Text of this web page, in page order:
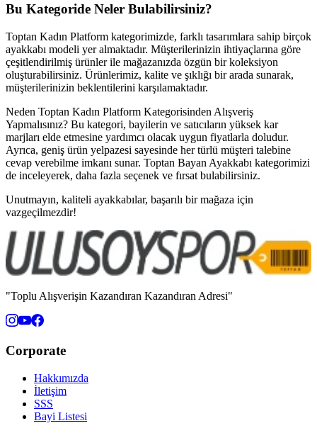
Bu Kategoride Neler Bulabilirsiniz?
Toptan Kadın Platform kategorimizde, farklı tasarımlara sahip birçok
ayakkabı modeli yer almaktadır. Müşterilerinizin ihtiyaçlarına göre
çeşitlendirilmiş ürünler ile mağazanızda özgün bir koleksiyon
oluşturabilirsiniz. Ürünlerimiz, kalite ve şıklığı bir arada sunarak,
müşterilerinizin beklentilerini karşılamaktadır.
Neden Toptan Kadın Platform Kategorisinden Alışveriş
Yapmalısınız? Bu kategori, bayilerin ve satıcıların yüksek kar
marjları elde etmesine yardımcı olacak uygun fiyatlarla doludur.
Ayrıca, geniş ürün yelpazesi sayesinde her türlü müşteri talebine
cevap verebilme imkanı sunar. Toptan Bayan Ayakkabı kategorimizi
de inceleyerek, daha fazla seçenek ve fırsat bulabilirsiniz.
Unutmayın, kaliteli ayakkabılar, başarılı bir mağaza için
vazgeçilmezdir!
"Toplu Alışverişin Kazandıran Kazandıran Adresi"
Corporate
Hakkımızda
İletişim
SSS
Bayi Listesi